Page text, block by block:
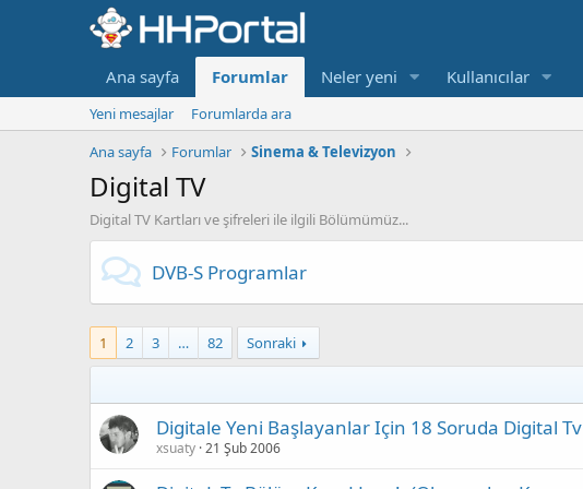
Ana sayfa Forumlar Neler yeni Kullanıcılar
Yeni mesajlar
Forumlarda ara
Ana sayfa
Forumlar Sinema & Televizyon
Digital TV
Digital TV Kartları ve şifreleri ile ilgili Bölümümüz...
DVB-S Programlar
1 2 3 … 82 Sonraki
Digitale Yeni Başlayanlar Için 18 Soruda Digital Tv
xsuaty 21 Şub 2006